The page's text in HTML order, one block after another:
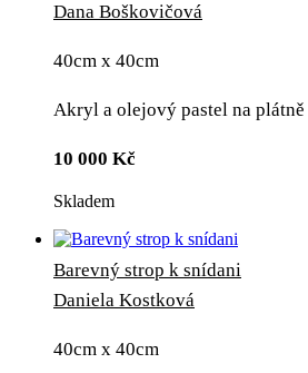
Dana Boškovičová
40cm x 40cm
Akryl a olejový pastel na plátně
10 000 Kč
Skladem
Barevný strop k snídani
Daniela Kostková
40cm x 40cm